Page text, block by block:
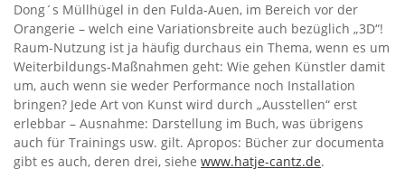
Dong´s Müllhügel in den Fulda-Auen, im Bereich vor der
Orangerie – welch eine Variationsbreite auch bezüglich „3D“!
Raum-Nutzung ist ja häufig durchaus ein Thema, wenn es um
Weiterbildungs-Maßnahmen geht: Wie gehen Künstler damit
um, auch wenn sie weder Performance noch Installation
bringen? Jede Art von Kunst wird durch „Ausstellen“ erst
erlebbar – Ausnahme: Darstellung im Buch, was übrigens
auch für Trainings usw. gilt. Apropos: Bücher zur documenta
gibt es auch, deren drei, siehe www.hatje-cantz.de.